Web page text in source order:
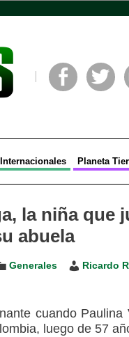
Internacionales Planeta
la niña que
abuela
Generales Ricardo
cuando
luego de 57